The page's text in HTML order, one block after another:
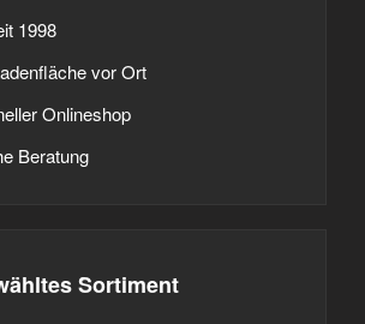
1998
vor Ort
Onlineshop
Beratung
Sortiment